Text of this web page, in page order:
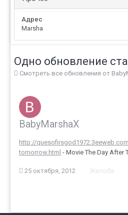
Адрес
Marsha
Одно обновление
Смотреть все обновления от
BabyMarshaX
http://
tomorrow.html - Movie The Day After
25 октября, 2012 Жалоба